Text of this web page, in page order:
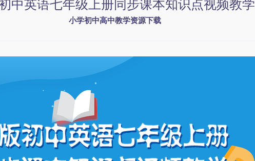
中英语七年级上册同步课本知识点视频教学
小学初中高中教学资源下载